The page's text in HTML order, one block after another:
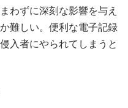
わずに深刻な影響を与え
難しい。便利な電子記録
入者にやられてしまうと